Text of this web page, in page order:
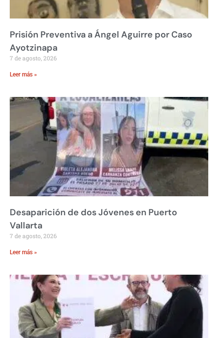
Prisión Preventiva a Ángel Aguirre por Caso
Ayotzinapa
7 de agosto, 2026
Leer más »
Desaparición de dos Jóvenes en Puerto
Vallarta
7 de agosto, 2026
Leer más »